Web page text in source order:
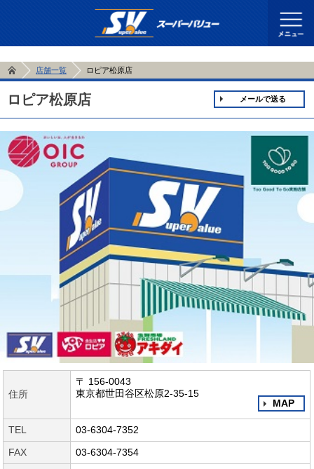
店舗一覧 ロピア松原店
ロピア松原店 メールで送る
住所
〒 156-0043
東京都世田谷区松原2-35-15
MAP
TEL 03-6304-7352
FAX 03-6304-7354